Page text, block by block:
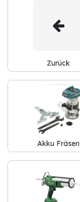
Zurück
Akku Fräsen